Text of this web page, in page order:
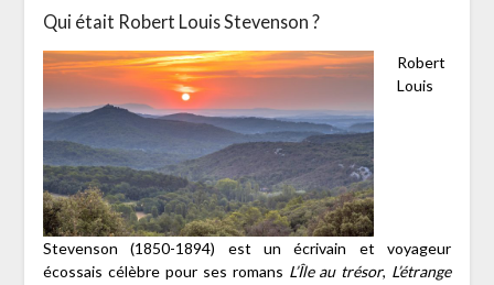
Qui était Robert Louis Stevenson ?
Robert
Louis
Stevenson (1850-1894) est un écrivain et voyageur
écossais célèbre pour ses romans L’Île au trésor, L’étrange